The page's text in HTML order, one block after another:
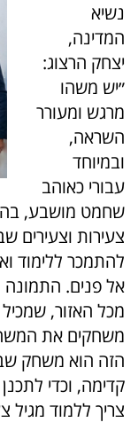
נשיא
המדינה,
יצחק הרצוג:
״יש משהו
מרגש ומעורר
השראה,
ובמיוחד
עבורי כאוהב
צעירות וצעירים
להתמכר ללימוד
אל פנים. התמונה
מכל האזור, שמכיל
משחקים את
הזה הוא משחק
קדימה, וכדי
צריך ללמוד